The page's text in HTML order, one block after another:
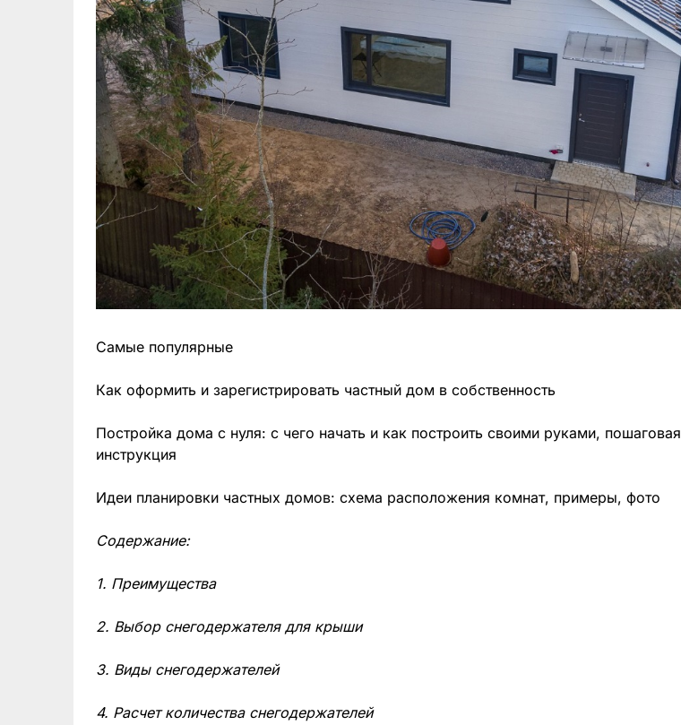
Самые популярные
Как оформить и зарегистрировать частный дом в собственность
Постройка дома с нуля: с чего начать и как построить своими руками, пошаговая
инструкция
Идеи планировки частных домов: схема расположения комнат, примеры, фото
Содержание:
1. Преимущества
2. Выбор снегодержателя для крыши
3. Виды снегодержателей
4. Расчет количества снегодержателей